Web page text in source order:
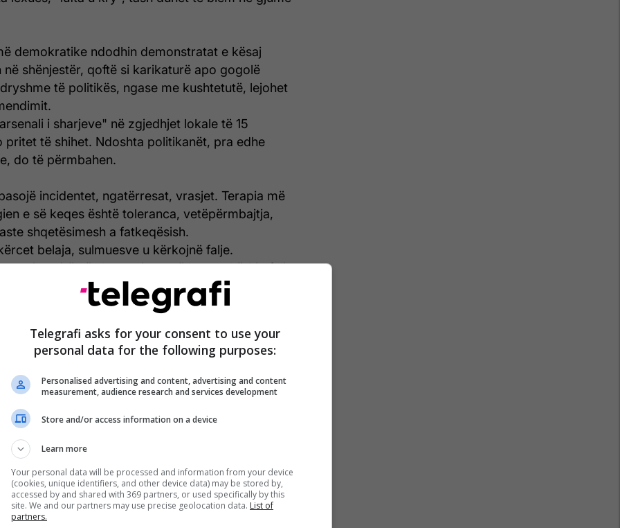
demokratike ndodhin demonstratat e kësaj
në shënjestër, qoftë si karikaturë apo gogolë
të politikës, ngase me kushtetutë, lejohet
i sharjeve" në zgjedhjet lokale të 15
pritet të shihet. Ndoshta politikanët, pra edhe
do të përmbahen.
incidentet, ngatërresat, vrasjet. Terapia më
e së keqes është toleranca, vetëpërmbajtja,
shqetësimesh a fatkeqësish.
belaja, sulmuesve u kërkojnë falje.
e mirë në shmangien e së keqes, kërkimfalja
sulmuesin, bile e bënë të pendohet. Ata
të keqën më të keqe, nuk e pësojnë.
ne tel, çarten, ta kthejnë me të shara. Nuk i
policisë, bile me policet kacafyten. Ndërkaq, u
kur këta të dytët u tregojnë
të çdehurit, njerëzit e rëndomtë, por edhe
Ç' është më e keqja, kanë shpërthyer të
dalë në skenë "mitralozat" që të bombardojnë
por edhe në emisionet e ndryshme
të sanksionuara veprat penale - shpifja dhe
ata që e padisin ndokë në gjykatë për fyerje ose
Telegrafi asks for your consent to use your
personal data for the following purposes:
Personalised advertising and content, advertising and content
measurement, audience research and services development
Store and/or access information on a device
Learn more
Your personal data will be processed and information from your device
(cookies, unique identifiers, and other device data) may be stored by,
accessed by and shared with 369 partners, or used specifically by this
site. We and our partners may use precise geolocation data. List of
partners.